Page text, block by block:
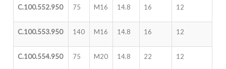
C.100.552.950 75 M16 14.8 16 12
C.100.553.950 140 M16 14.8 16 12
C.100.554.950 75 M20 14.8 22 12